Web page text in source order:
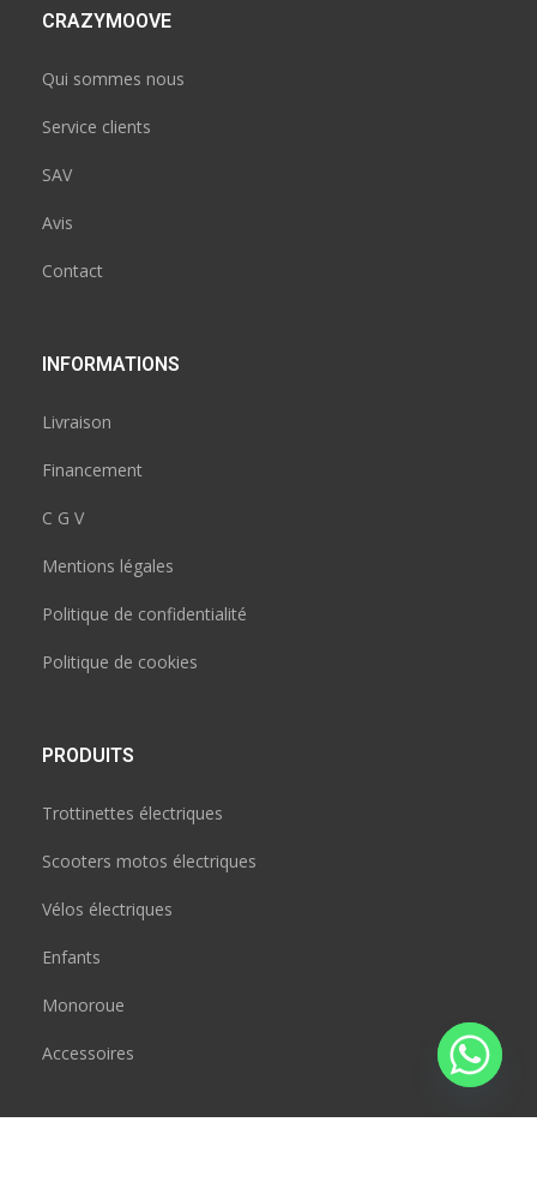
CRAZYMOOVE
Qui sommes nous
Service clients
SAV
Avis
Contact
INFORMATIONS
Livraison
Financement
C G V
Mentions légales
Politique de confidentialité
Politique de cookies
PRODUITS
Trottinettes électriques
Scooters motos électriques
Vélos électriques
Enfants
Monoroue
Accessoires